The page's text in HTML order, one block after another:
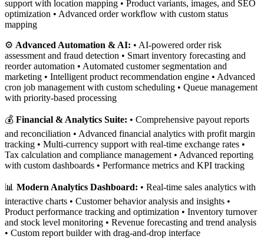
support with location mapping • Product variants, images, and SEO
optimization • Advanced order workflow with custom status
mapping
⚙️ Advanced Automation & AI: • AI-powered order risk
assessment and fraud detection • Smart inventory forecasting and
reorder automation • Automated customer segmentation and
marketing • Intelligent product recommendation engine • Advanced
cron job management with custom scheduling • Queue management
with priority-based processing
💰 Financial & Analytics Suite: • Comprehensive payout reports
and reconciliation • Advanced financial analytics with profit margin
tracking • Multi-currency support with real-time exchange rates •
Tax calculation and compliance management • Advanced reporting
with custom dashboards • Performance metrics and KPI tracking
📊 Modern Analytics Dashboard: • Real-time sales analytics with
interactive charts • Customer behavior analysis and insights •
Product performance tracking and optimization • Inventory turnover
and stock level monitoring • Revenue forecasting and trend analysis
• Custom report builder with drag-and-drop interface